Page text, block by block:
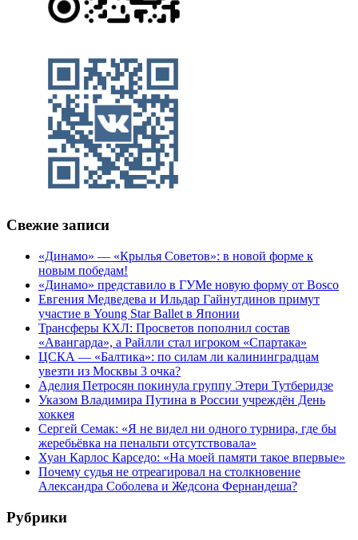
Свежие записи
«Динамо» — «Крылья Советов»: в новой форме к
новым победам!
«Динамо» представило в ГУМе новую форму от Bosco
Евгения Медведева и Ильдар Гайнутдинов примут
участие в Young Star Ballet в Японии
Трансферы КХЛ: Просветов пополнил состав
«Авангарда», а Райлли стал игроком «Спартака»
ЦСКА — «Балтика»: по силам ли калининградцам
увезти из Москвы 3 очка?
Аделия Петросян покинула группу Этери Тутберидзе
Указом Владимира Путина в России учреждён День
хоккея
Сергей Семак: «Я не видел ни одного турнира, где бы
жеребьёвка на пенальти отсутствовала»
Хуан Карлос Карседо: «На моей памяти такое впервые»
Почему судья не отреагировал на столкновение
Александра Соболева и Жедсона Фернандеша?
Рубрики